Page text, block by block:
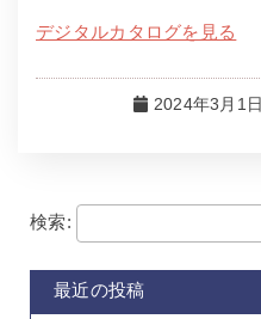
デジタルカタログを見る
2024年3月1日
検索:
最近の投稿